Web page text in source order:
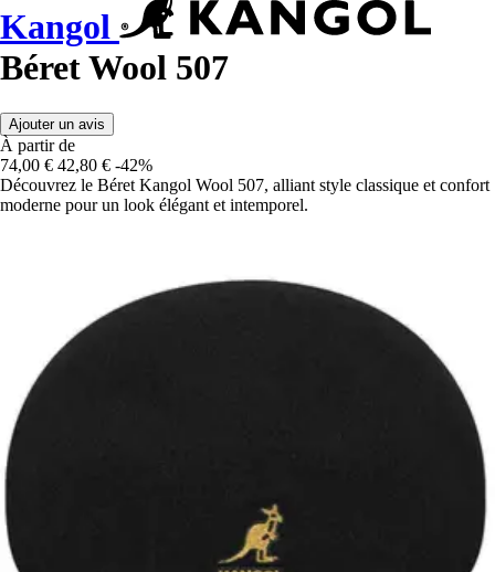
Kangol
Béret Wool 507
Ajouter un avis
À partir de
74,00 € 42,80 € -42%
Découvrez le Béret Kangol Wool 507, alliant style classique et confort
moderne pour un look élégant et intemporel.